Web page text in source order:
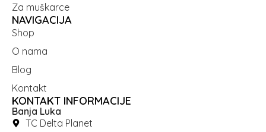
Za muškarce
NAVIGACIJA
Shop
O nama
Blog
Kontakt
KONTAKT INFORMACIJE
Banja Luka
TC Delta Planet